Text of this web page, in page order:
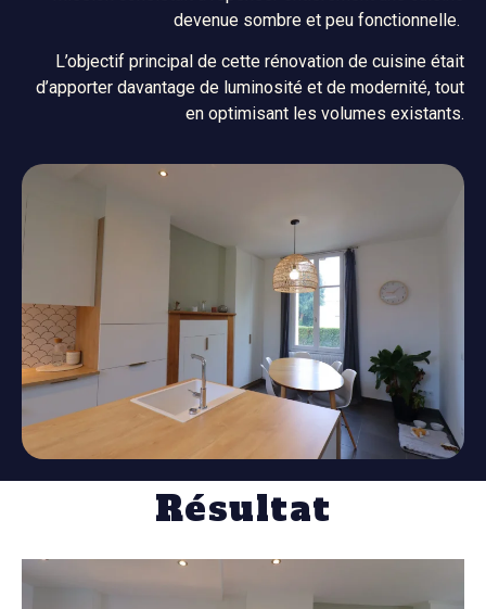
devenue sombre et peu fonctionnelle.
L’objectif principal de cette rénovation de cuisine était
d’apporter davantage de luminosité et de modernité, tout
en optimisant les volumes existants.
Résultat